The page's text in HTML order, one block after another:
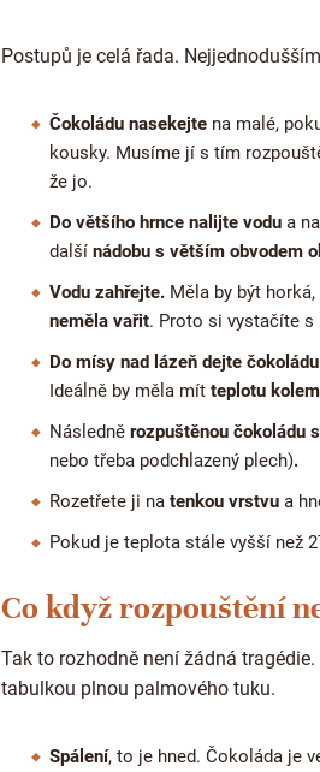
Postupů je celá řada.
Čokoládu nasekejte na malé,
kousky. Musíme jí s tím
že jo.
Do většího hrnce nalijte vodu a
další nádobu s větším obvodem
Vodu zahřejte. Měla by být horká,
neměla vařit. Proto si vystačíte s
Do mísy nad lázeň dejte čokoládu
Ideálně by měla mít teplotu
Následně rozpuštěnou čokoládu
nebo třeba podchlazený plech).
Rozetřete ji na tenkou vrstvu a
Pokud je teplota stále vyšší než
Co když rozpouštění
Tak to rozhodně není žádná tragédie.
tabulkou plnou palmového tuku.
Spálení, to je hned. Čokoláda je